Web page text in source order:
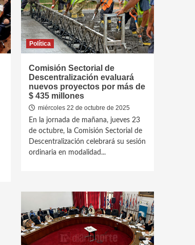
Política
Comisión Sectorial de
Descentralización evaluará
nuevos proyectos por más de
$ 435 millones
miércoles 22 de octubre de 2025
En la jornada de mañana, jueves 23
de octubre, la Comisión Sectorial de
Descentralización celebrará su sesión
ordinaria en modalidad...